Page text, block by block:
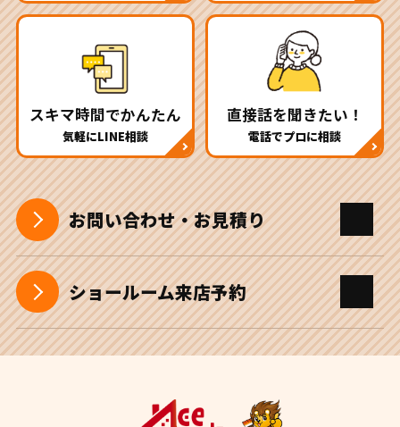
スキマ時間でかんたん
気軽にLINE相談
直接話を聞きたい！
電話でプロに相談
お問い合わせ・お見積り
ショールーム来店予約